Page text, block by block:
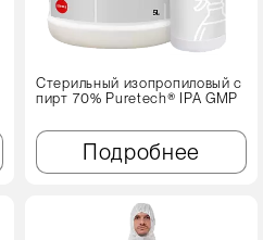
Стерильный изопропиловый с
пирт 70% Puretech® IPA GMP
Подробнее